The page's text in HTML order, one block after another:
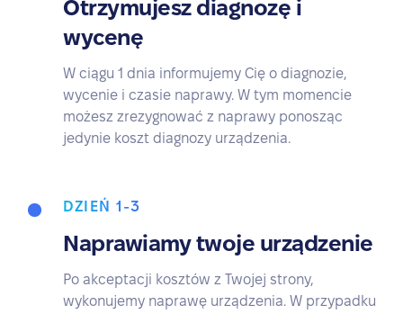
Otrzymujesz diagnozę i
wycenę
W ciągu 1 dnia informujemy Cię o diagnozie,
wycenie i czasie naprawy. W tym momencie
możesz zrezygnować z naprawy ponosząc
jedynie koszt diagnozy urządzenia.
DZIEŃ 1-3
Naprawiamy twoje urządzenie
Po akceptacji kosztów z Twojej strony,
wykonujemy naprawę urządzenia. W przypadku